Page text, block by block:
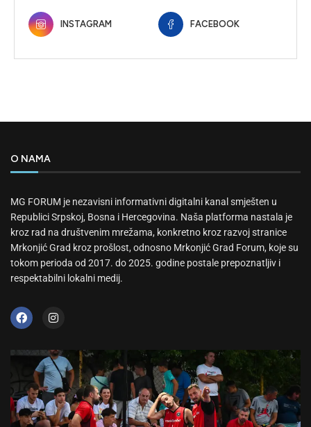
INSTAGRAM FACEBOOK
O NAMA
MG FORUM je nezavisni informativni digitalni kanal smješten u
Republici Srpskoj, Bosna i Hercegovina. Naša platforma nastala je
kroz rad na društvenim mrežama, konkretno kroz razvoj stranice
Mrkonjić Grad kroz prošlost, odnosno Mrkonjić Grad Forum, koje su
tokom perioda od 2017. do 2025. godine postale prepoznatljiv i
respektabilni lokalni medij.